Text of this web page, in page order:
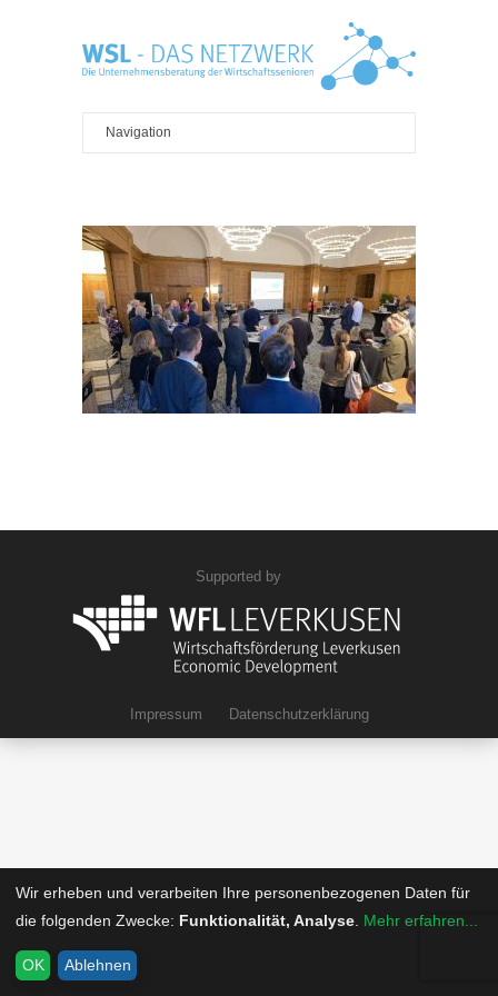
Supported by
Impressum Datenschutzerklärung
Wir erheben und verarbeiten Ihre personenbezogenen Daten für
die folgenden Zwecke: Funktionalität, Analyse Mehr erfahren...
OK Ablehnen